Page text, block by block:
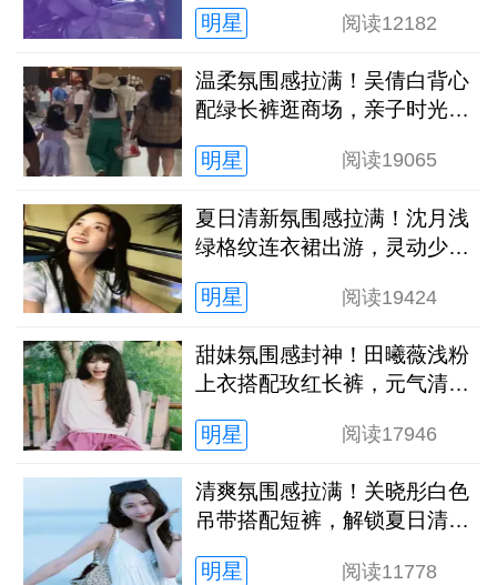
明星 阅读12182
温柔氛围感拉满！吴倩白背心
配绿长裤逛商场，亲子时光松
明星
阅读19065
夏日清新氛围感拉满！沈月浅
绿格纹连衣裙出游，灵动少女
明星
阅读19424
甜妹氛围感封神！田曦薇浅粉
上衣搭配玫红长裤，元气清甜
明星
阅读17946
清爽氛围感拉满！关晓彤白色
吊带搭配短裤，解锁夏日清冷
明星
阅读11778